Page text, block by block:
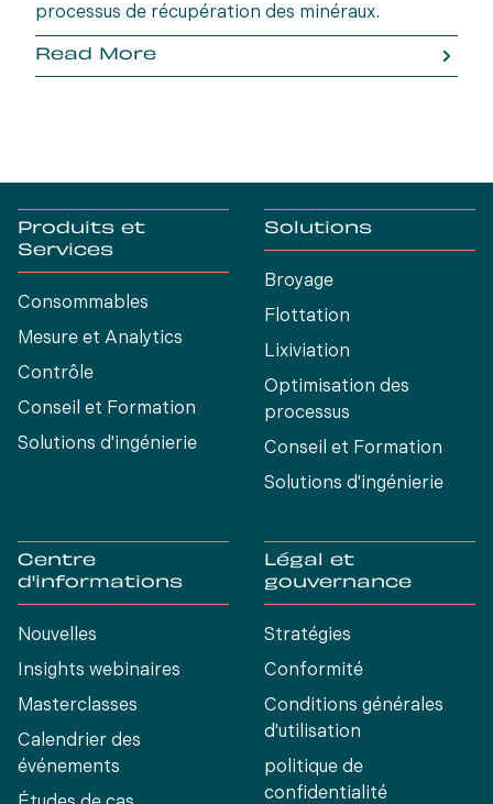
processus de récupération des minéraux.
Read More
Produits et
Services
Consommables
Mesure et Analytics
Contrôle
Conseil et Formation
Solutions d'ingénierie
Solutions
Broyage
Flottation
Lixiviation
Optimisation des
processus
Conseil et Formation
Solutions d'ingénierie
Centre
d'informations
Nouvelles
Insights webinaires
Masterclasses
Calendrier des
événements
Légal et
gouvernance
Stratégies
Conformité
Conditions générales
d'utilisation
politique de
confidentialité